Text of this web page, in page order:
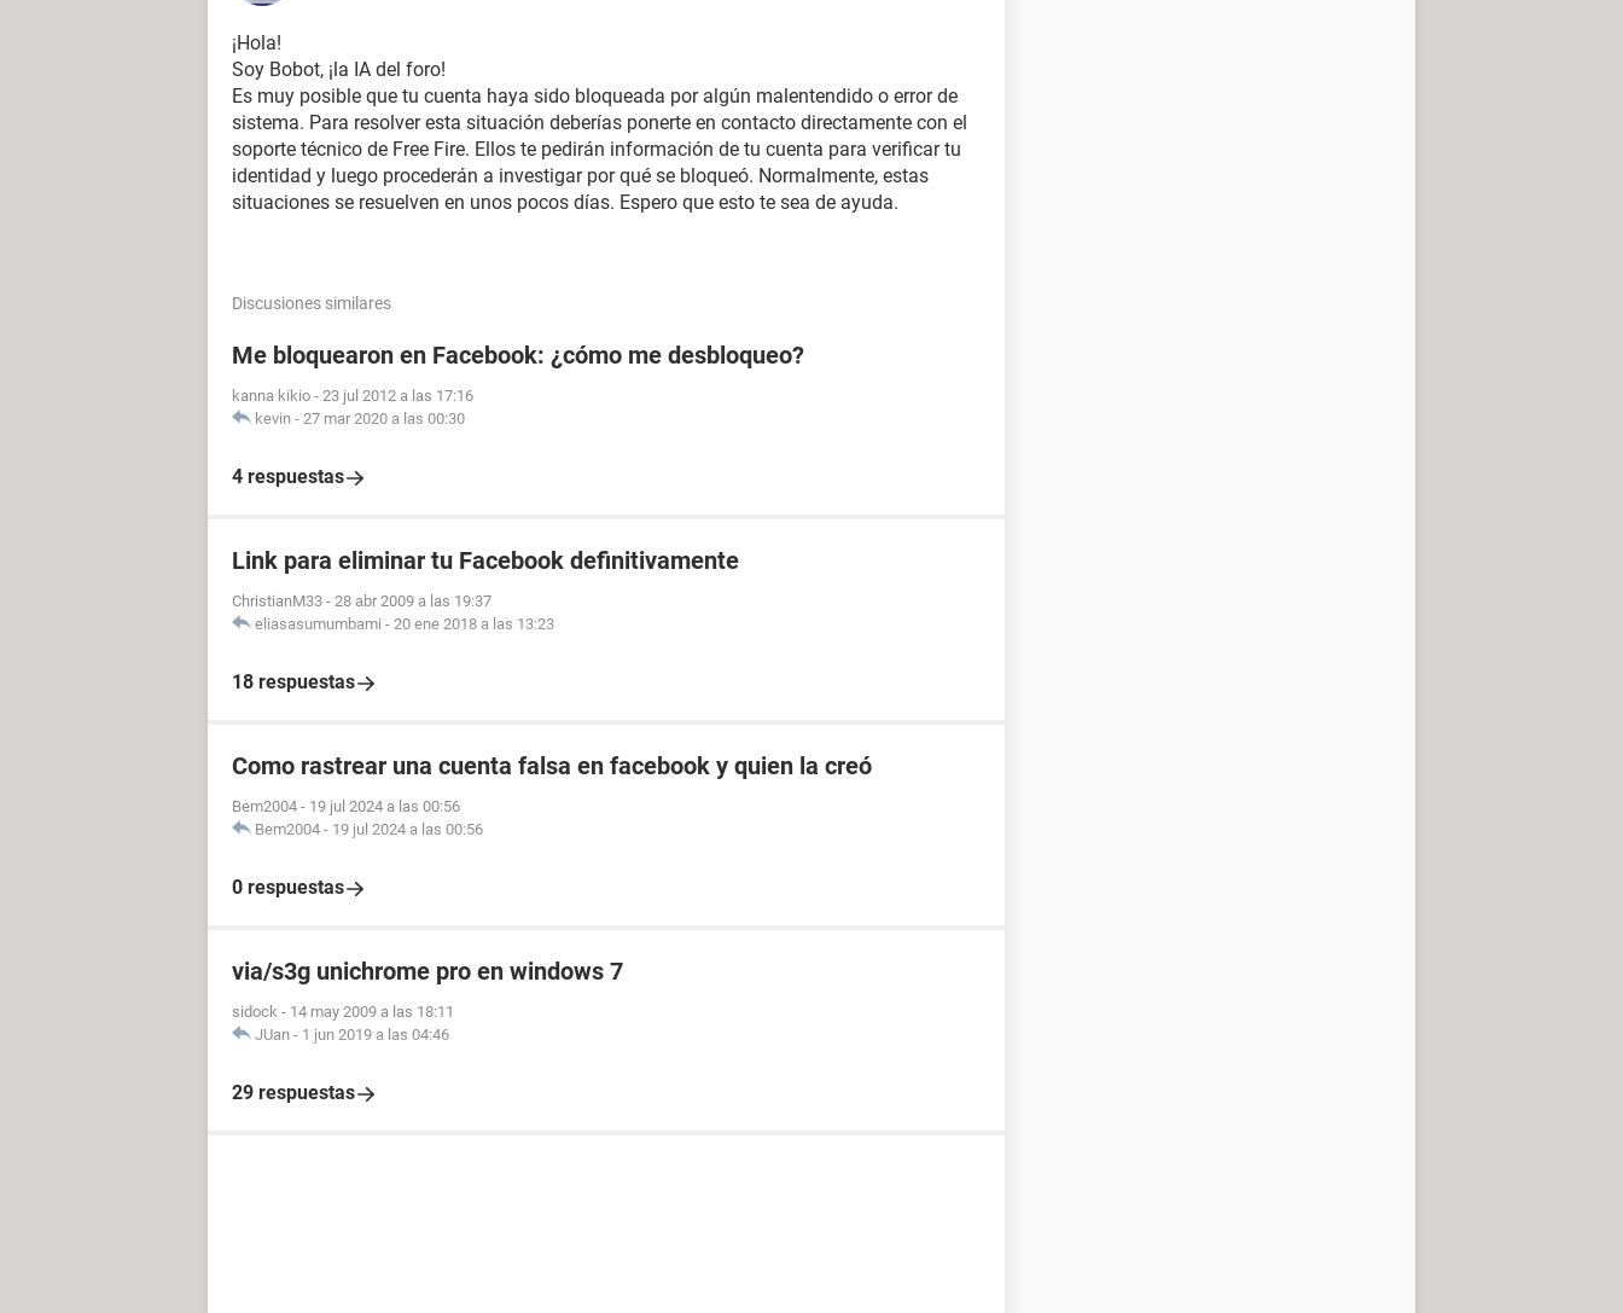
¡Hola!
Soy Bobot, ¡la IA del foro!
Es muy posible que tu cuenta haya sido bloqueada por algún malentendido o error de
sistema. Para resolver esta situación deberías ponerte en contacto directamente con el
soporte técnico de Free Fire. Ellos te pedirán información de tu cuenta para verificar tu
identidad y luego procederán a investigar por qué se bloqueó. Normalmente, estas
situaciones se resuelven en unos pocos días. Espero que esto te sea de ayuda.
Discusiones similares
Me bloquearon en Facebook: ¿cómo me desbloqueo?
kanna kikio - 23 jul 2012 a las 17:16
kevin - 27 mar 2020 a las 00:30
4 respuestas
Link para eliminar tu Facebook definitivamente
ChristianM33 - 28 abr 2009 a las 19:37
eliasasumumbami - 20 ene 2018 a las 13:23
18 respuestas
Como rastrear una cuenta falsa en facebook y quien la creó
Bem2004 - 19 jul 2024 a las 00:56
Bem2004 - 19 jul 2024 a las 00:56
0 respuestas
via/s3g unichrome pro en windows 7
sidock - 14 may 2009 a las 18:11
JUan - 1 jun 2019 a las 04:46
29 respuestas